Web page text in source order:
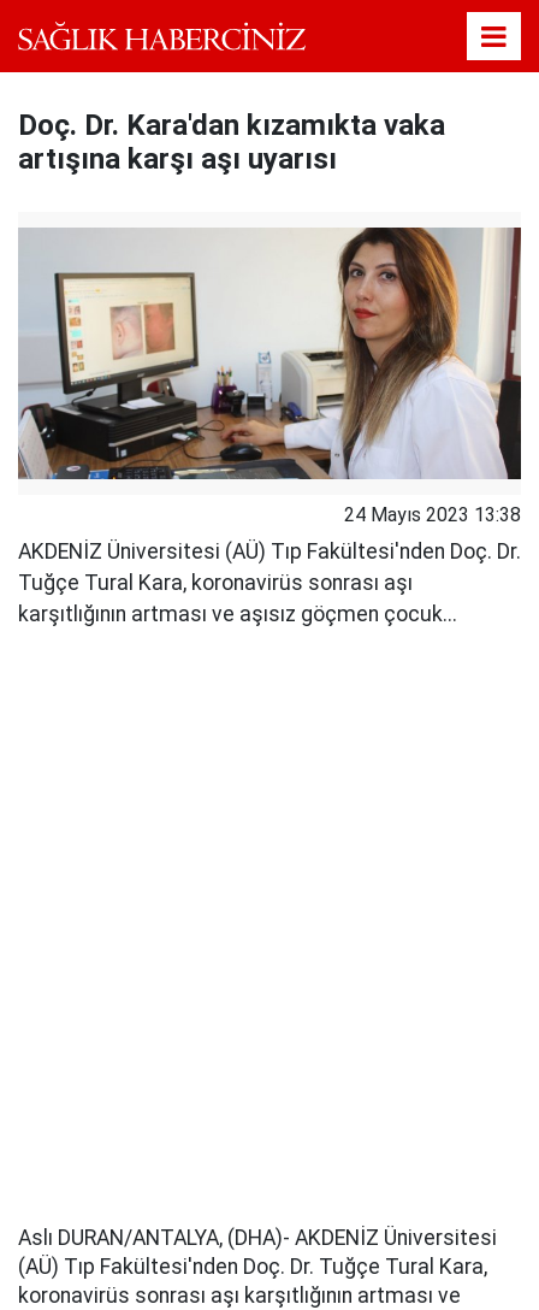
Doç. Dr. Kara'dan kızamıkta vaka
artışına karşı aşı uyarısı
24 Mayıs 2023 13:38
AKDENİZ Üniversitesi (AÜ) Tıp Fakültesi'nden Doç. Dr.
Tuğçe Tural Kara, koronavirüs sonrası aşı
karşıtlığının artması ve aşısız göçmen çocuk...
Aslı DURAN/ANTALYA, (DHA)- AKDENİZ Üniversitesi
(AÜ) Tıp Fakültesi'nden Doç. Dr. Tuğçe Tural Kara,
koronavirüs sonrası aşı karşıtlığının artması ve